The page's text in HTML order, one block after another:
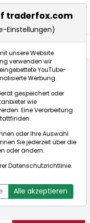
321,465$Ask:321,467$
traderfox.com
Einstellungen)
unsere Website
verwenden wir
YouTube-
Werbung.
gespeichert oder
wie
Eine Verarbeitung
oder Ihre Auswahl
Sie jederzeit über die
oder ändern.
Datenschutzrichtlinie.
Alle akzeptieren